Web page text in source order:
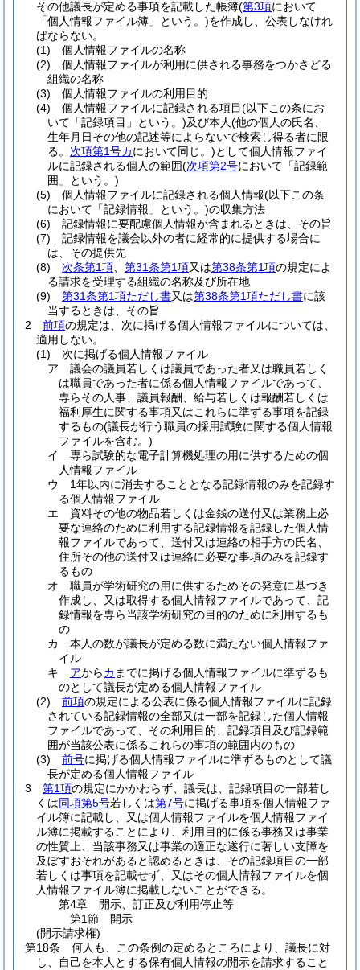
その他議長が定める事項を記載した帳簿(第3項において
「個人情報ファイル簿」という。)を作成し、公表しなけれ
ばならない。
(1)
個人情報ファイルの名称
(2)
個人情報ファイルが利用に供される事務をつかさどる
組織の名称
(3)
個人情報ファイルの利用目的
(4)
個人情報ファイルに記録される項目(以下この条にお
いて「記録項目」という。)及び本人(他の個人の氏名、
生年月日その他の記述等によらないで検索し得る者に限
る。 次項第1号カにおいて同じ。)として個人情報ファイ
ルに記録される個人の範囲(次項第2号において「記録範
囲」という。)
(5)
個人情報ファイルに記録される個人情報(以下この条
において「記録情報」という。)の収集方法
(6)
記録情報に要配慮個人情報が含まれるときは、その旨
(7)
記録情報を議会以外の者に経常的に提供する場合に
は、その提供先
(8)
次条第1項 第31条第1項又は第38条第1項の規定によ
る請求を受理する組織の名称及び所在地
(9)
第31条第1項ただし書又は第38条第1項ただし書に該
当するときは、その旨
2
前項の規定は、次に掲げる個人情報ファイルについては、
適用しない。
(1)
次に掲げる個人情報ファイル
ア
議会の議員若しくは議員であった者又は職員若しく
は職員であった者に係る個人情報ファイルであって、
専らその人事、議員報酬、給与若しくは報酬若しくは
福利厚生に関する事項又はこれらに準ずる事項を記録
するもの(議長が行う職員の採用試験に関する個人情報
ファイルを含む。)
イ
専ら試験的な電子計算機処理の用に供するための個
人情報ファイル
ウ
1年以内に消去することとなる記録情報のみを記録す
る個人情報ファイル
エ
資料その他の物品若しくは金銭の送付又は業務上必
要な連絡のために利用する記録情報を記録した個人情
報ファイルであって、送付又は連絡の相手方の氏名、
住所その他の送付又は連絡に必要な事項のみを記録す
るもの
オ
職員が学術研究の用に供するためその発意に基づき
作成し、又は取得する個人情報ファイルであって、記
録情報を専ら当該学術研究の目的のために利用するも
の
カ
本人の数が議長が定める数に満たない個人情報ファ
イル
キ
アからカ までに掲げる個人情報ファイルに準ずるも
のとして議長が定める個人情報ファイル
(2)
前項の規定による公表に係る個人情報ファイルに記録
されている記録情報の全部又は一部を記録した個人情報
ファイルであって、その利用目的、記録項目及び記録範
囲が当該公表に係るこれらの事項の範囲内のもの
(3)
前号に掲げる個人情報ファイルに準ずるものとして議
長が定める個人情報ファイル
3
第1項の規定にかかわらず、議長は、記録項目の一部若し
くは同項第5号若しくは第7号に掲げる事項を個人情報ファ
イル簿に記載し、又は個人情報ファイルを個人情報ファイ
ル簿に掲載することにより、利用目的に係る事務又は事業
の性質上、当該事務又は事業の適正な遂行に著しい支障を
及ぼすおそれがあると認めるときは、その記録項目の一部
若しくは事項を記載せず、又はその個人情報ファイルを個
人情報ファイル簿に掲載しないことができる。
第4章
開示、訂正及び利用停止等
第1節
開示
(開示請求権)
第18条
何人も、この条例の定めるところにより、議長に対
し、自己を本人とする保有個人情報の開示を請求すること